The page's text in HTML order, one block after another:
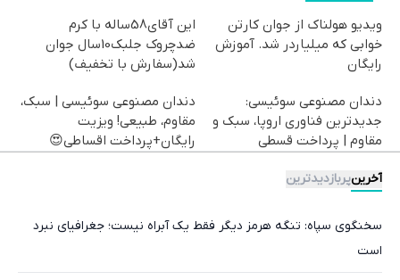
ویدیو هولناک از جوان کارتن
خوابی که میلیاردر شد. آموزش
رایگان
این آقای58ساله با کرم
ضدچروک جلبک10سال جوان
شد(سفارش با تخفیف)
دندان مصنوعی سوئیسی:
جدیدترین فناوری اروپا، سبک و
مقاوم | پرداخت قسطی
دندان مصنوعی سوئیسی | سبک،
مقاوم، طبیعی! ویزیت
رایگان+پرداخت اقساطی😍
آخرینپربازدیدترین
سخنگوی سپاه: تنگه هرمز دیگر فقط یک آبراه نیست؛ جغرافیای نبرد
است